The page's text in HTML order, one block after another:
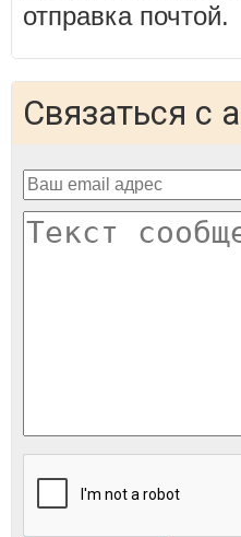
отправка почтой.
Связаться с